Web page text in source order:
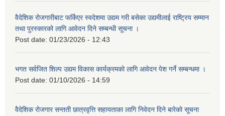
वैदेशिक रोजगारीबाट फर्किएर स्वदेशमा उद्यम गरी बसेका उद्यमीलाई राष्ट्रिय सम्मान
तथा पुरस्कारको लागि आवेदन दिने सम्बन्धी सूचना ।
Post date: 01/23/2026 - 12:43
भगत सर्वजित शिल्प उद्यम विकास कार्यक्रमको लागि आवेदन पेश गर्ने सम्बन्धमा ।
Post date: 01/10/2026 - 14:59
वैदेशिक रोजगार सन्तती छात्रवृत्ति सहायताका लागि निवेदन दिने बारेको सूचना